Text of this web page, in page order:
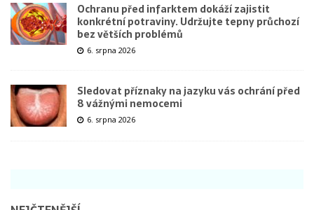
Ochranu před infarktem dokáží zajistit
konkrétní potraviny. Udržujte tepny průchozí
bez větších problémů
6. srpna 2026
Sledovat příznaky na jazyku vás ochrání před
8 vážnými nemocemi
6. srpna 2026